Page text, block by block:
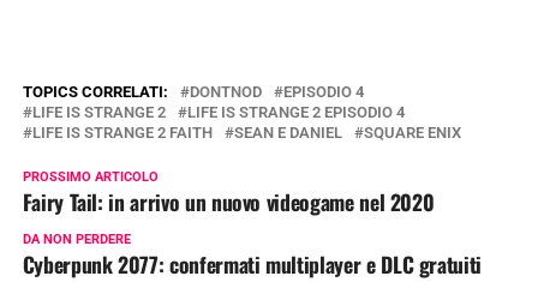
TOPICS CORRELATI: DONTNOD
EPISODIO 4
LIFE IS STRANGE 2
LIFE IS STRANGE 2 EPISODIO 4
LIFE IS STRANGE 2 FAITH
SEAN E DANIEL SQUARE ENIX
PROSSIMO ARTICOLO
Fairy Tail: in arrivo un nuovo videogame nel 2020
DA NON PERDERE
Cyberpunk 2077: confermati multiplayer e DLC gratuiti